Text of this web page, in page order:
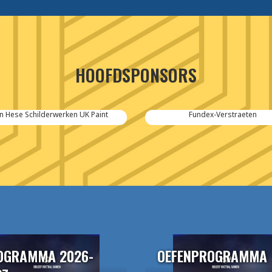
HOOFDSPONSORS
Hese Schilderwerken UK Paint Fundex-Verstraeten
2026-
OEFENPROGRAMMA